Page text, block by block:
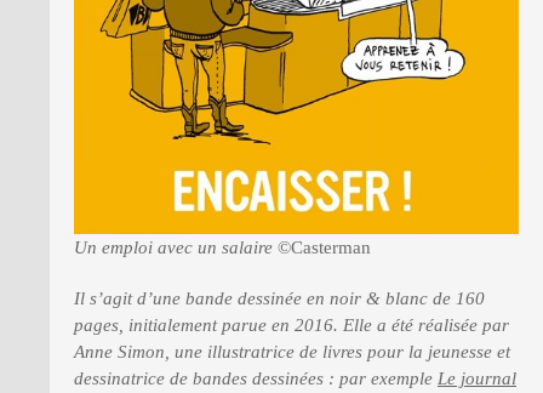
Un emploi avec un salaire ©Casterman
Il s’agit d’une bande dessinée en noir & blanc de 160
pages, initialement parue en 2016. Elle a été réalisée par
Anne Simon, une illustratrice de livres pour la jeunesse et
dessinatrice de bandes dessinées : par exemple Le journal